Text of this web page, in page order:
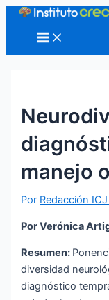
contenido
Main
Menu
manejo
Por Redacción
Por Verónica
Resumen:
diversidad
diagnóstico